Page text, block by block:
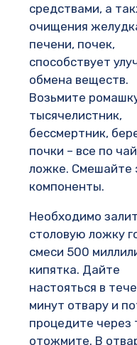
средствами, а
очищения
печени, почек,
способствует
обмена веществ.
Возьмите
тысячелистник,
бессмертник,
почки – все по
ложке. Смешайте
компоненты.
Необходимо
столовую ложку
смеси 500
кипятка. Дайте
настояться в
минут отвару и
процедите через
отожмите. В